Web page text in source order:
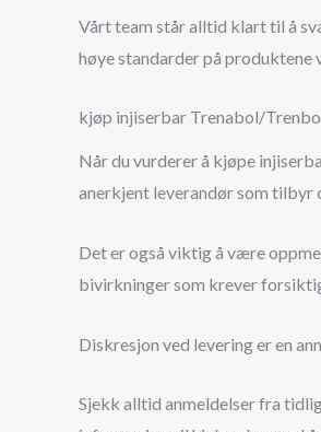
Vårt team står alltid klart til å
høye standarder på produktene
kjøp injiserbar Trenabol/
Når du vurderer å kjøpe
anerkjent leverandør som tilbyr
Det er også viktig å være
bivirkninger som krever
Diskresjon ved levering er en
Sjekk alltid anmeldelser fra